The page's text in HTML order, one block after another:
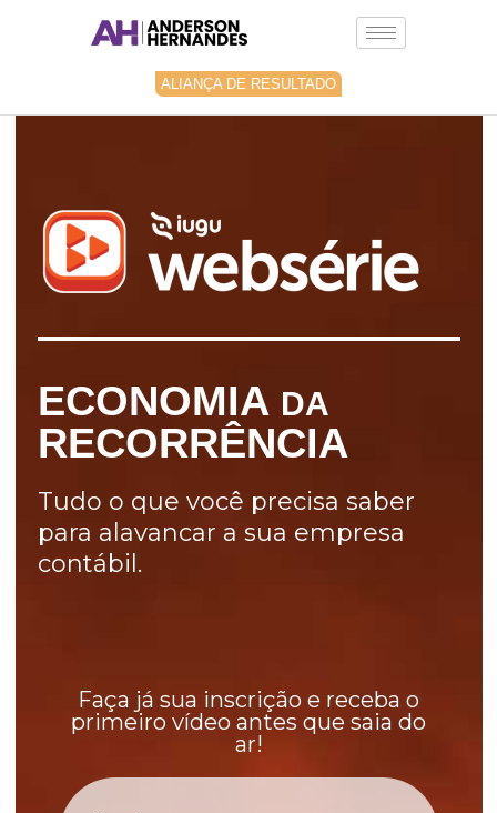
ALIANÇA DE RESULTADO
ECONOMIA DA
RECORRÊNCIA
Tudo o que você precisa saber
para alavancar a sua empresa
contábil.
Faça já sua inscrição e receba o
primeiro vídeo antes que saia do
ar!